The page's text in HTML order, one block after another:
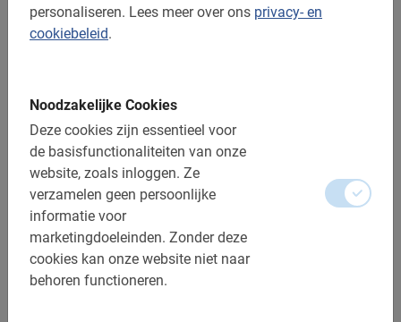
personaliseren. Lees meer over ons privacy- en
cookiebeleid.
Noodzakelijke Cookies
Deze cookies zijn essentieel voor
de basisfunctionaliteiten van onze
website, zoals inloggen. Ze
verzamelen geen persoonlijke
informatie voor
marketingdoeleinden. Zonder deze
cookies kan onze website niet naar
behoren functioneren.
Jolande, 20 maart 2026
Budapest, Highlights Tour
even zijn naam vergeten) sprak erg goed Nederlands en
heeft ons echt verrast met zijn kennis en prettige tour. Echte
aanrader en zeker complimenten aan onze gids!
Groepje *** en vrienden.
Diana, 17 maart 2026
Sevilla, Highlights Tour
Fijne zaak met vriendelijke (nederlands) personeel, Namen
ook de tijd/moeite om de dingen/tips over de omgeving te
vertellen.